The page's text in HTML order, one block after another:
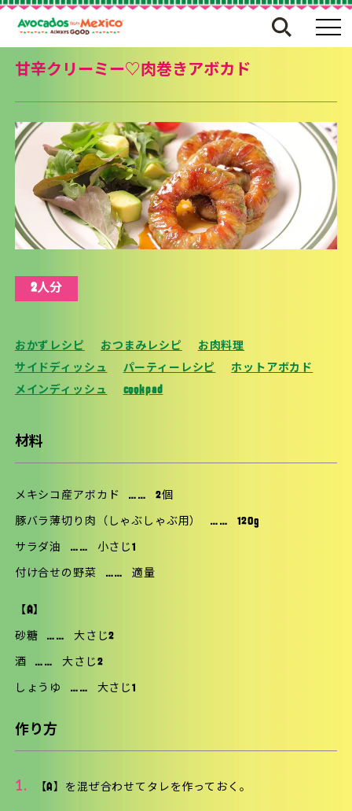
甘辛クリーミー♡肉巻きアボカド
2人分
おかずレシピ おつまみレシピ
お肉料理
サイドディッシュ
パーティーレシピ
ホットアボカド
メインディッシュ
cookpad
材料
メキシコ産アボカド …… 2個
豚バラ薄切り肉（しゃぶしゃぶ用） …… 120g
サラダ油 …… 小さじ1
付け合せの野菜 …… 適量
【A】
砂糖 …… 大さじ2
酒 …… 大さじ2
しょうゆ …… 大さじ1
作り方
1. 【A】を混ぜ合わせてタレを作っておく。